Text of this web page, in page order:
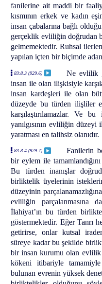
fanilerine ait maddi bir
kısmının erkek ve kadın
insan çabalarına bağlı
gerçeklik evliliğin doğrudan
gelmemektedir. Ruhsal
yapılan içten bir biçimde
83:8.3 (929.6)
Ne evlilik
insan ile olan ilişkisiyle
insan kardeşleri ile olan
düzeyde bu türden ilişliler
karşılaştırılamazlar. Ve
yanılgısının evliliğin düzeyi
yaratması en talihsiz olanıdır.
83:8.4 (929.7)
Fanilerin
bir eylem ile
Bu türden inanışlar
birliktelik üyelerinin
düzeyinin
evliliğin parçalanmasına
İlahiyat’ın bu türden
göstermektedir. Eğer Tanrı
getirirse, onlar kutsal
süreye kadar bu şekilde
bir insan kurumu olan evlilik
kökeni itibariyle tamamiyle
bulunan evrenin yüksek